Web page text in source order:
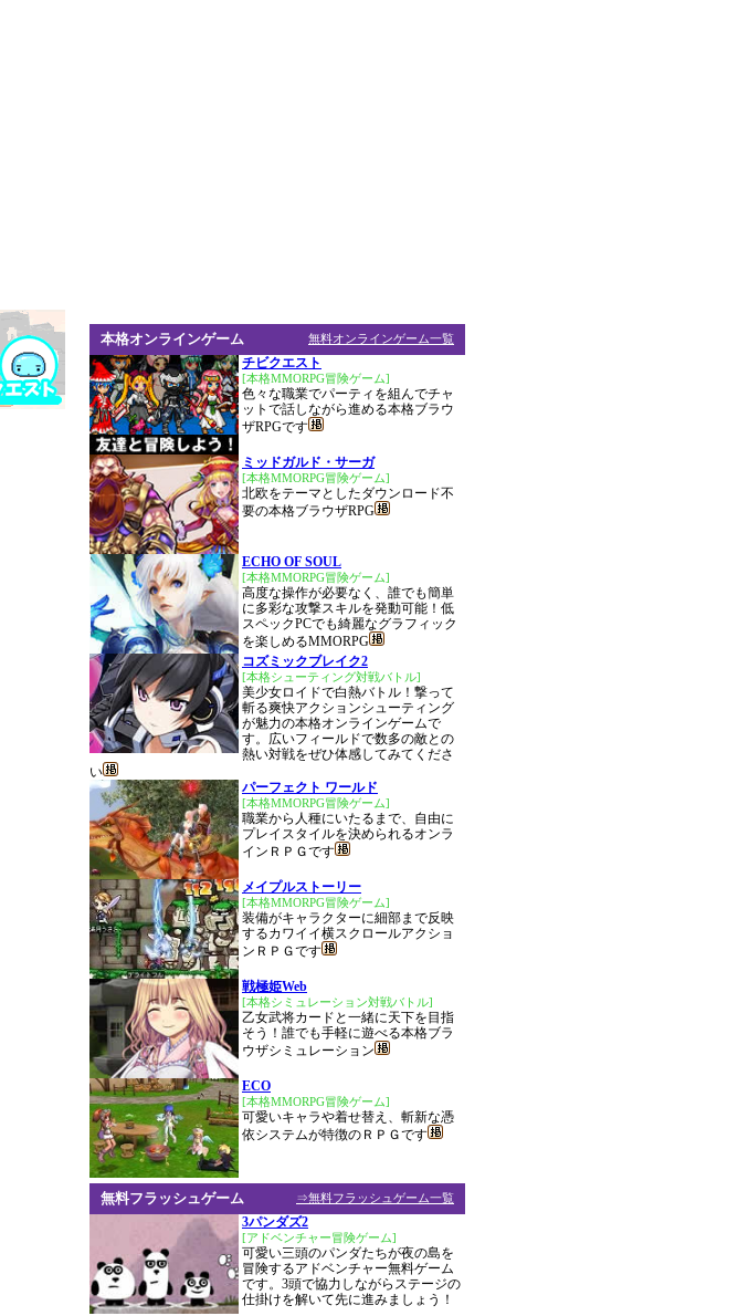
無料オンラインゲーム一覧
本格オンラインゲーム
チビクエスト
[本格MMORPG冒険ゲーム]
色々な職業でパーティを組んでチャ
ットで話しながら進める本格ブラウ
ザRPGです
ミッドガルド・サーガ
[本格MMORPG冒険ゲーム]
北欧をテーマとしたダウンロード不
要の本格ブラウザRPG
ECHO OF SOUL
[本格MMORPG冒険ゲーム]
高度な操作が必要なく、誰でも簡単
に多彩な攻撃スキルを発動可能！低
スペックPCでも綺麗なグラフィック
を楽しめるMMORPG
コズミックブレイク2
[本格シューティング対戦バトル]
美少女ロイドで白熱バトル！撃って
斬る爽快アクションシューティング
が魅力の本格オンラインゲームで
す。広いフィールドで数多の敵との
熱い対戦をぜひ体感してみてくださ
い
パーフェクト ワールド
[本格MMORPG冒険ゲーム]
職業から人種にいたるまで、自由に
プレイスタイルを決められるオンラ
インＲＰＧです
メイプルストーリー
[本格MMORPG冒険ゲーム]
装備がキャラクターに細部まで反映
するカワイイ横スクロールアクショ
ンＲＰＧです
戦極姫Web
[本格シミュレーション対戦バトル]
乙女武将カードと一緒に天下を目指
そう！誰でも手軽に遊べる本格ブラ
ウザシミュレーション
ECO
[本格MMORPG冒険ゲーム]
可愛いキャラや着せ替え、斬新な憑
依システムが特徴のＲＰＧです
⇒無料フラッシュゲーム一覧
無料フラッシュゲーム
3パンダズ2
[アドベンチャー冒険ゲーム]
可愛い三頭のパンダたちが夜の島を
冒険するアドベンチャー無料ゲーム
です。3頭で協力しながらステージの
仕掛けを解いて先に進みましょう！